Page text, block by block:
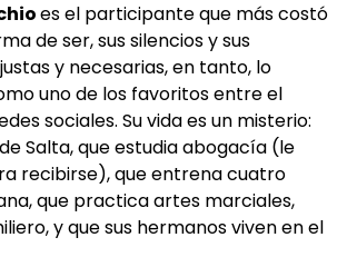
es el participante que más costó
de ser, sus silencios y sus
y necesarias, en tanto, lo
uno de los favoritos entre el
sociales. Su vida es un misterio:
Salta, que estudia abogacía (le
recibirse), que entrena cuatro
que practica artes marciales,
y que sus hermanos viven en el